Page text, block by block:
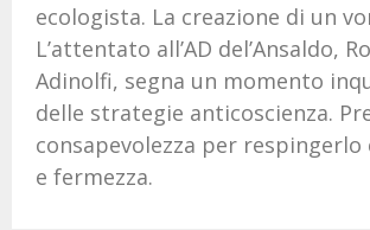
ecologista. La creazione di un
L’attentato all’AD del’Ansaldo,
Adinolfi, segna un momento
delle strategie anticoscienza.
consapevolezza per respingerlo
e fermezza.